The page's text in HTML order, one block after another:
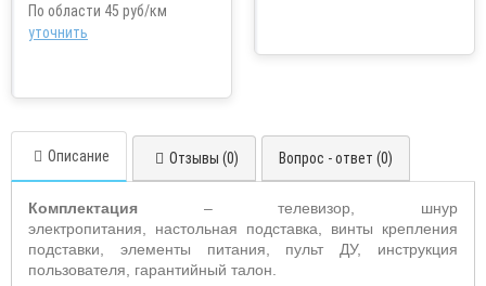
По области 45 руб/км
уточнить
Описание Отзывы (0) Вопрос - ответ (0)
Комплектация – телевизор, шнур
электропитания, настольная подставка, винты крепления
подставки, элементы питания, пульт ДУ, инструкция
пользователя, гарантийный талон.